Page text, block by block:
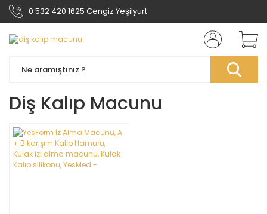
0 532 420 1625 Cengiz Yeşilyurt
Diş Kalıp Macunu